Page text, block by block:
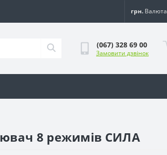
грн. Валюта
(067) 328 69 00
Замовити дзвінок
8 режимів СИЛА